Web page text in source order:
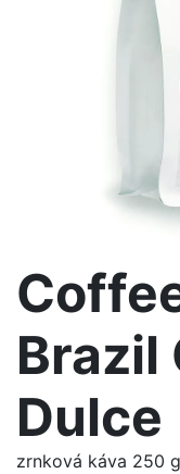
Brazil
Dulce
zrnková káva 250 g